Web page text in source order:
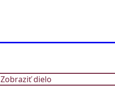
Zobraziť dielo